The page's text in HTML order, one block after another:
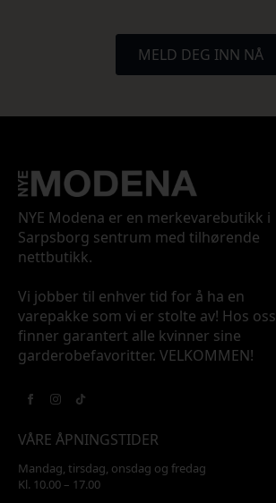
MELD DEG INN NÅ
NYE Modena er en merkevarebutikk i
Sarpsborg sentrum med tilhørende
nettbutikk.
Vi jobber til enhver tid for å ha en
varepakke som vi er stolte av! Hos oss
finner garantert alle kvinner sine
garderobefavoritter. VELKOMMEN!
VÅRE ÅPNINGSTIDER
Mandag, tirsdag, onsdag og fredag
Kl. 10.00 – 17.00